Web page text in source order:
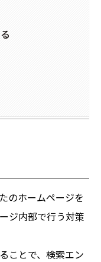
のホームページを
ジ内部で行う対策
ことで、検索エン